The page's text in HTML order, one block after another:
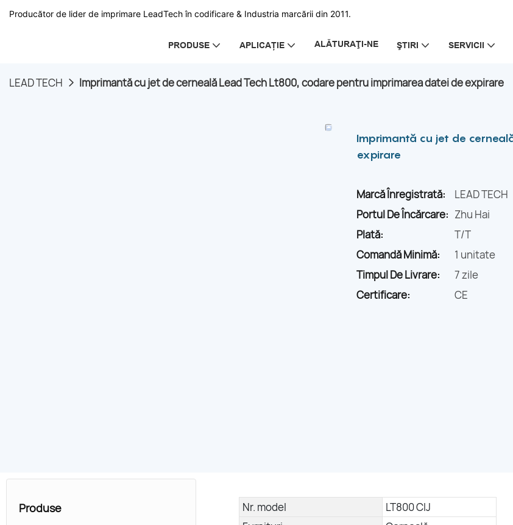
Producător de lider de imprimare LeadTech în codificare & Industria marcării din 2011.
PRODUSE APLICAȚIE ALĂTURAŢI-NE ŞTIRI SERVICII
LEAD TECH Imprimantă cu jet de cerneală Lead Tech Lt800, codare pentru imprimarea datei de expirare
Imprimantă cu jet de
expirare
Marcă Înregistrată:
LEAD TECH
Portul De Încărcare: Zhu Hai
Plată:
T/T
Comandă Minimă:
1 unitate
Timpul De Livrare:
7 zile
Certificare:
CE
Nr. model
LT800 CIJ
Produse